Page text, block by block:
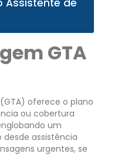
Assistente de
GTA
(GTA) oferece o plano
ou cobertura
um
assistência
urgentes, se